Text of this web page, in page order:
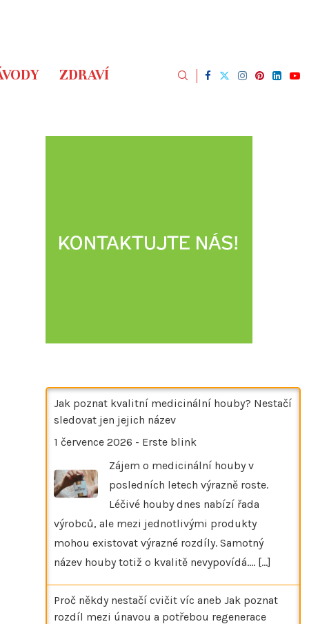
ZDRAVÍ
Jak poznat kvalitní medicinální houby? Nestačí
sledovat jen jejich název
1 července 2026 - Erste blink
Zájem o medicinální houby v
posledních letech výrazně roste.
Léčivé houby dnes nabízí řada
výrobců, ale mezi jednotlivými produkty
mohou existovat výrazné rozdíly. Samotný
název houby totiž o kvalitě nevypovídá.… [...]
Proč někdy nestačí cvičit víc aneb Jak poznat
rozdíl mezi únavou a potřebou regenerace